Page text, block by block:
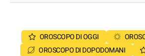
OROSCOPO DI OGGI
OROSCOPO DI DOPODOMANI